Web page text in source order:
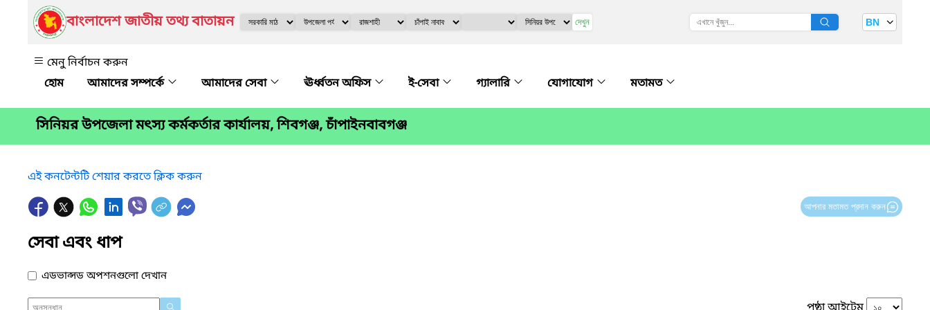
বাংলাদেশ জাতীয় তথ্য বাতায়ন দেখুন BN
মেনু নির্বাচন করুন
আমাদের সম্পর্কে
আমাদের সেবা ঊর্ধ্বতন অফিস ই-সেবা গ্যালারি যোগাযোগ মতামত
সিনিয়র উপজেলা মৎস্য কর্মকর্তার কার্যালয়, শিবগঞ্জ, চাঁপাইনবাবগঞ্জ
এই কনটেন্টটি শেয়ার করতে ক্লিক করুন
আপনার মতামত প্রদান করুন
সেবা এবং ধাপ
এডভান্সড অপশনগুলো দেখান